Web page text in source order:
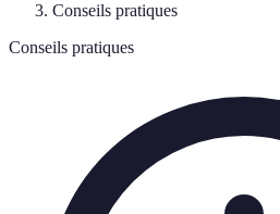
Conseils pratiques
Conseils pratiques